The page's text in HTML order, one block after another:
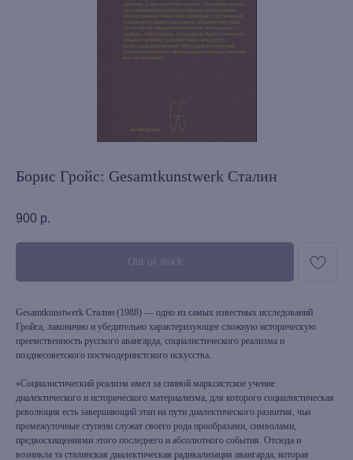
Борис Гройс: Gesamtkunstwerk Сталин
900 р.
Out of stock
Gesamtkunstwerk Сталин (1988) — одно из самых известных исследований
Гройса, лаконично и убедительно характеризующее сложную историческую
преемственность русского авангарда, социалистического реализма и
позднесоветского постмодернистского искусства.
«Социалистический реализм имел за спиной марксистское учение
диалектического и исторического материализма, для которого социалистическая
революция есть завершающий этап на пути диалектического развития, чьи
промежуточные ступени служат своего рода прообразами, символами,
предвосхищениями этого последнего и абсолютного события. Отсюда и
возникла та сталинская диалектическая радикализация авангарда, которая